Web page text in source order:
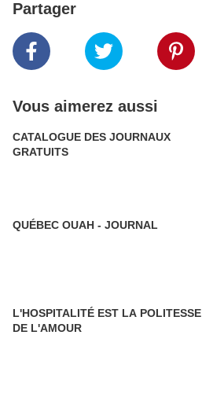
Partager
Vous aimerez aussi
CATALOGUE DES JOURNAUX
GRATUITS
QUÉBEC OUAH - JOURNAL
L'HOSPITALITÉ EST LA POLITESSE
DE L'AMOUR